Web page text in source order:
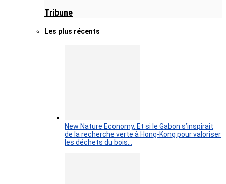
Tribune
Les plus récents
New Nature Economy. Et si le Gabon s’inspirait
de la recherche verte à Hong-Kong pour valoriser
les déchets du bois…